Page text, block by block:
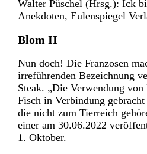
Walter Püschel (Hrsg.): Ick
Anekdoten, Eulenspiegel
Blom II
Nun doch! Die Franzosen
irreführenden Bezeichnung
Steak. „Die Verwendung
Fisch in Verbindung
die nicht zum Tierreich
einer am 30.06.2022
1. Oktober.